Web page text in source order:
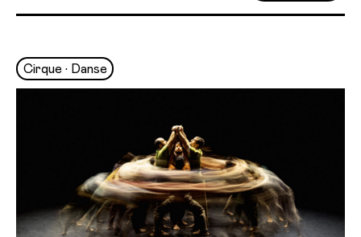
Cirque • Danse